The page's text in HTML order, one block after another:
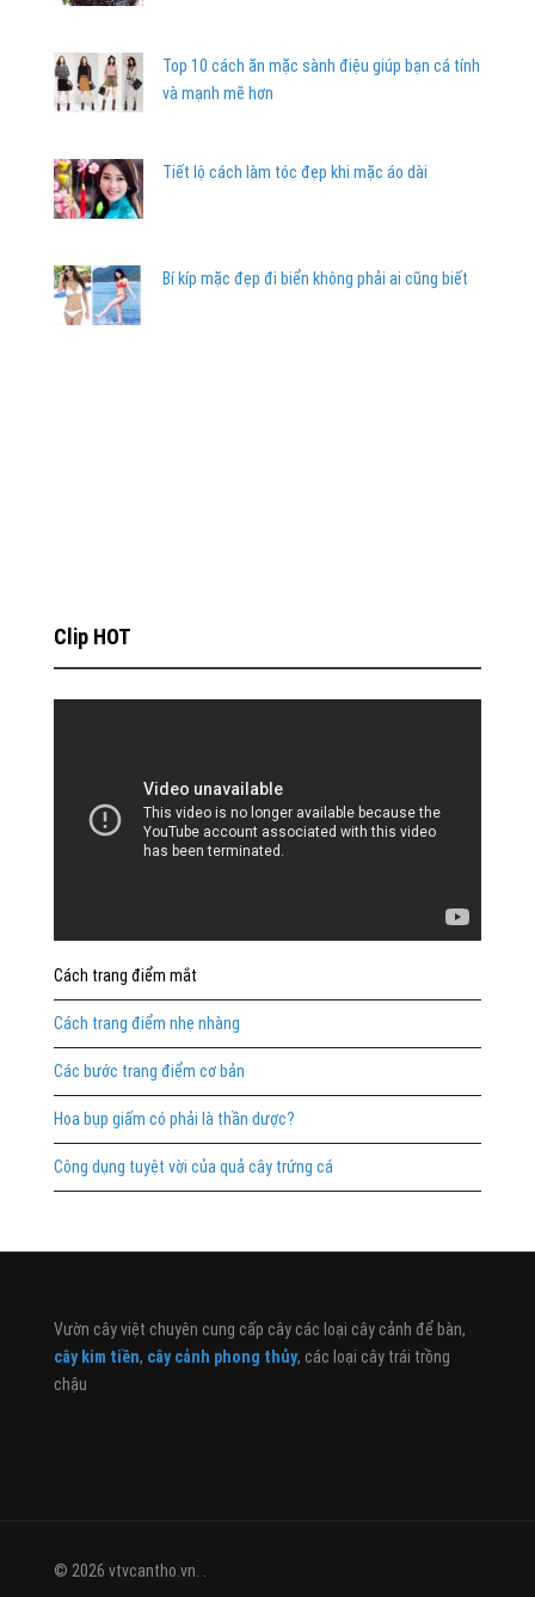
Top 10 cách ăn mặc sành điệu giúp bạn cá tính
và mạnh mẽ hơn
Tiết lộ cách làm tóc đẹp khi mặc áo dài
Bí kíp mặc đẹp đi biển không phải ai cũng biết
Clip HOT
Cách trang điểm mắt
Cách trang điểm nhẹ nhàng
Các bước trang điểm cơ bản
Hoa bụp giấm có phải là thần dược?
Công dụng tuyệt vời của quả cây trứng cá
Vườn cây việt chuyên cung cấp cây các loại cây cảnh để bàn,
cây kim tiền, cây cảnh phong thủy, các loại cây trái trồng
chậu
© 2026 vtvcantho.vn. .